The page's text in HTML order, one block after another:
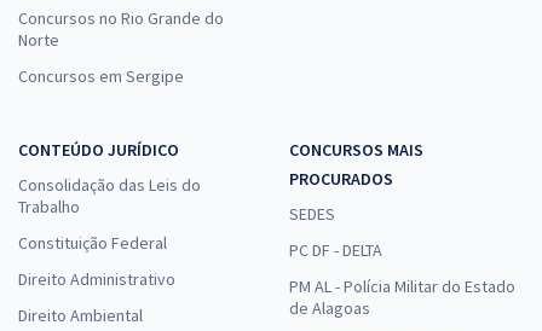
Concursos no Rio Grande do
Norte
Concursos em Sergipe
CONTEÚDO JURÍDICO
Consolidação das Leis do
Trabalho
Constituição Federal
Direito Administrativo
Direito Ambiental
CONCURSOS MAIS
PROCURADOS
SEDES
PC DF - DELTA
PM AL - Polícia Militar do Estado
de Alagoas